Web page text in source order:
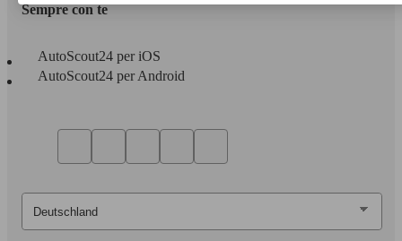
Sempre con te
AutoScout24 per iOS
AutoScout24 per Android